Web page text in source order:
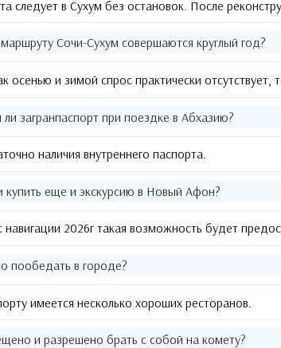
следует в Сухум без остановок После
Сочи-Сухум совершаются круглый год?
осенью и зимой спрос практически отсутствует
ли загранпаспорт при поездке в Абхазию?
наличия внутреннего паспорта.
еще и экскурсию в Новый Афон?
навигации 2026г такая возможность будет
пообедать в городе?
имеется несколько хороших ресторанов
и разрешено брать с собой на комету?